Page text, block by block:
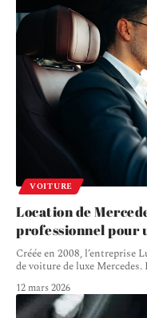
VOITURE
Location de
professionnel pour
Créée en 2008, l’entreprise
de voiture de luxe
12 mars 2026